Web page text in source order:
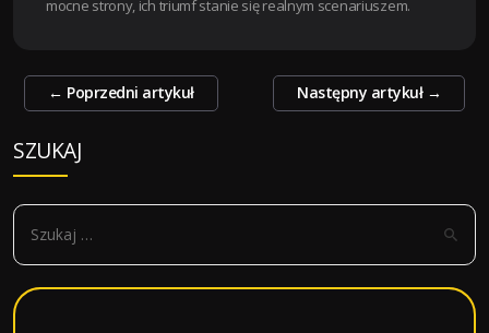
mocne strony, ich triumf stanie się realnym scenariuszem.
Zobacz
wpisy
← Poprzedni artykuł Następny artykuł →
SZUKAJ
S
k